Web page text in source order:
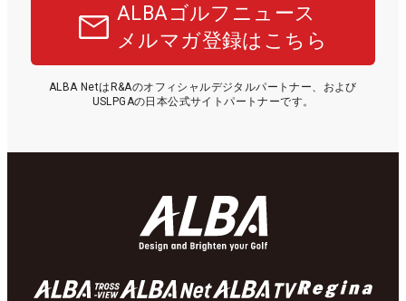
ALBAゴルフニュース
メルマガ登録はこちら
ALBA NetはR&Aのオフィシャルデジタルパートナー、および
USLPGAの日本公式サイトパートナーです。